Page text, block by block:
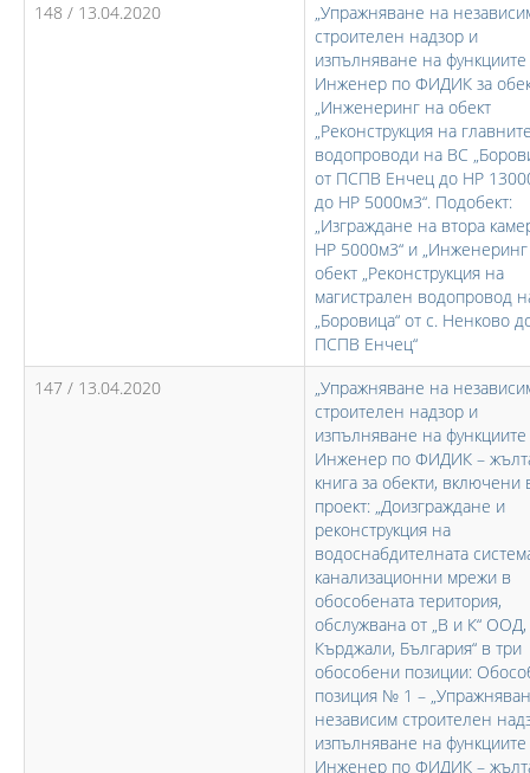
148 / 13.04.2020
„Упражняване на
строителен надзор и
изпълняване на
Инженер по ФИДИК за
„Инженеринг на обект
„Реконструкция на
водопроводи на ВС
от ПСПВ Енчец до НР
до НР 5000м3“. Подобект:
„Изграждане на втора
НР 5000м3“ и
обект „Реконструкция на
магистрален водопровод
„Боровица“ от с. Ненково
ПСПВ Енчец“
147 / 13.04.2020
„Упражняване на
строителен надзор и
изпълняване на
Инженер по ФИДИК –
книга за обекти, включени
проект: „Доизграждане и
реконструкция на
водоснабдителната
канализационни мрежи в
обособената територия,
обслужвана от „В и К“ ООД,
Кърджали, България“ в три
обособени позиции:
позиция № 1 –
независим строителен
изпълняване на
Инженер по ФИДИК –